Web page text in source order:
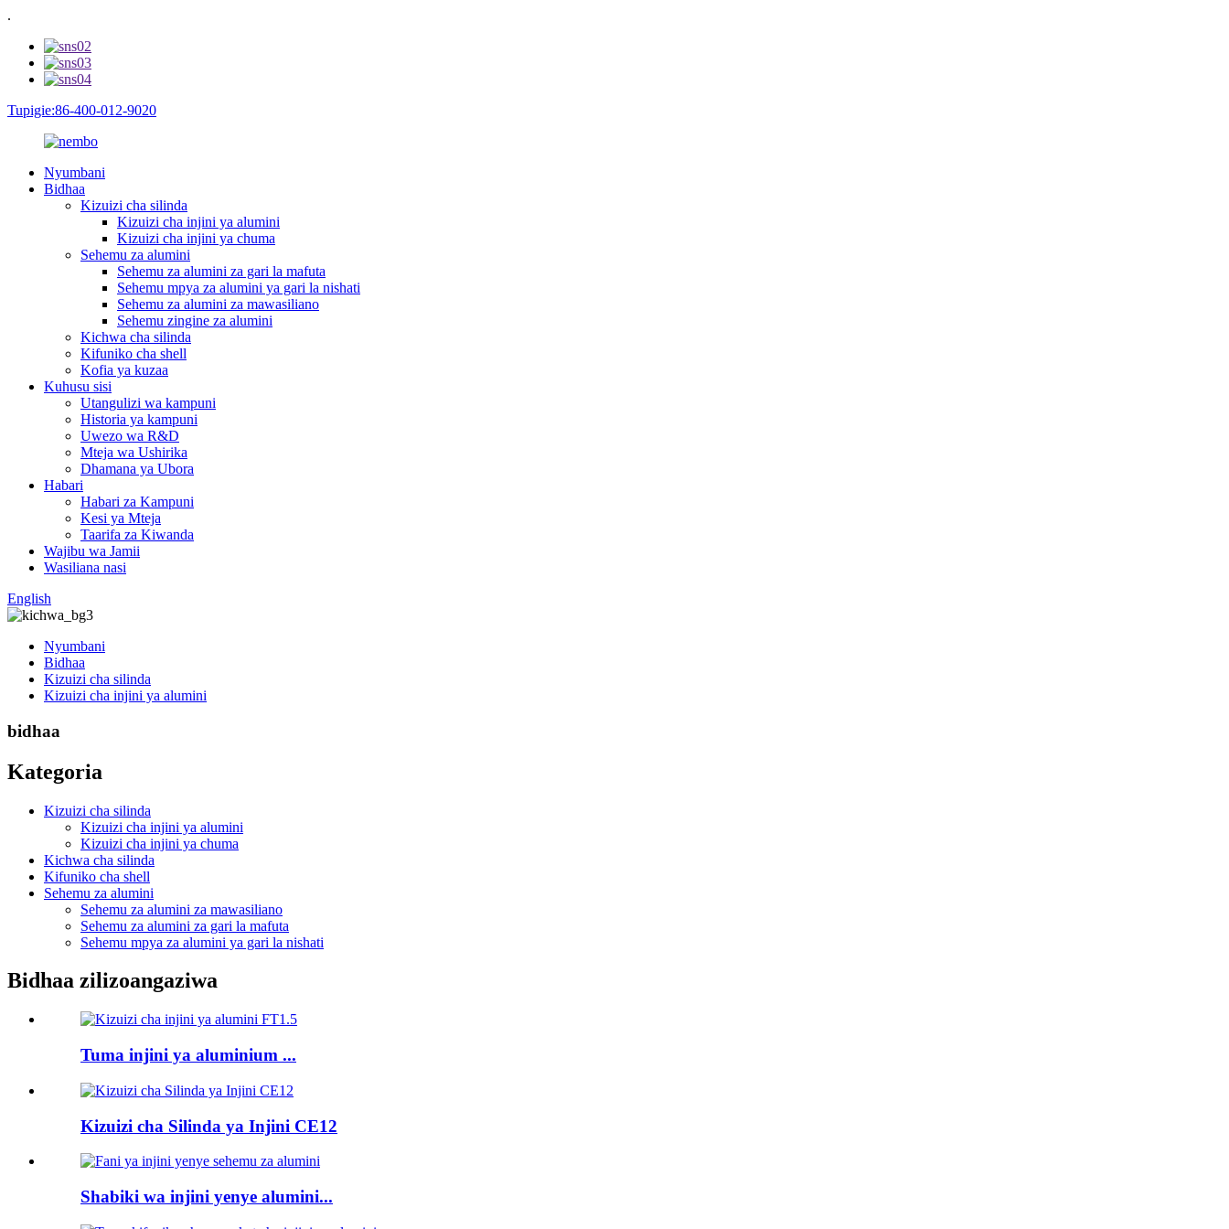
.
Tupigie:86-400-012-9020
Nyumbani
Bidhaa
Kizuizi cha silinda
Kizuizi cha injini ya alumini
Kizuizi cha injini ya chuma
Sehemu za alumini
Sehemu za alumini za gari la mafuta
Sehemu mpya za alumini ya gari la nishati
Sehemu za alumini za mawasiliano
Sehemu zingine za alumini
Kichwa cha silinda
Kifuniko cha shell
Kofia ya kuzaa
Kuhusu sisi
Utangulizi wa kampuni
Historia ya kampuni
Uwezo wa R&D
Mteja wa Ushirika
Dhamana ya Ubora
Habari
Habari za Kampuni
Kesi ya Mteja
Taarifa za Kiwanda
Wajibu wa Jamii
Wasiliana nasi
English
Nyumbani
Bidhaa
Kizuizi cha silinda
Kizuizi cha injini ya alumini
bidhaa
Kategoria
Kizuizi cha silinda
Kizuizi cha injini ya alumini
Kizuizi cha injini ya chuma
Kichwa cha silinda
Kifuniko cha shell
Sehemu za alumini
Sehemu za alumini za mawasiliano
Sehemu za alumini za gari la mafuta
Sehemu mpya za alumini ya gari la nishati
Bidhaa zilizoangaziwa
Tuma injini ya aluminium ...
Kizuizi cha Silinda ya Injini CE12
Shabiki wa injini yenye alumini...